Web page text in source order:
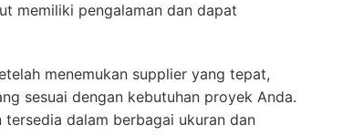
memiliki pengalaman dan dapat
menemukan supplier yang tepat,
sesuai dengan kebutuhan proyek Anda.
tersedia dalam berbagai ukuran dan